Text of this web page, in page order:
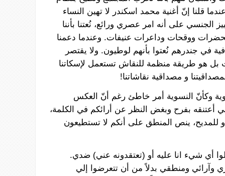
قلنا إنّ أغنية محمد اسكندر لا تهين
النساء
الجنسي على أنه امر عصري ورائع، نُعتنا بأننا
ووقحات وداعرات عنيفات. وعندما دعمنا
في جندرهم نُعتوا بأنهم لوطيون. ولا يقتصر
بل هو طريقة منظمة للنقاش تستعمل لإسكاتنا
و مصداقية نقاشاتنا!
وكأنّ النسوية أمر خاطئ رغم أنّ
العكس
أعتنقه بفرح وبغض النظر عن أرائكم في
الكلمة،
للمديح، ينص المنطق على أنكم لا تستطيعون
أي شيء انا عليه أو (تعتقدونه عني) ضدي.
وآرائي ومنطقي بدلاً من أن تتعرضوا
إلي